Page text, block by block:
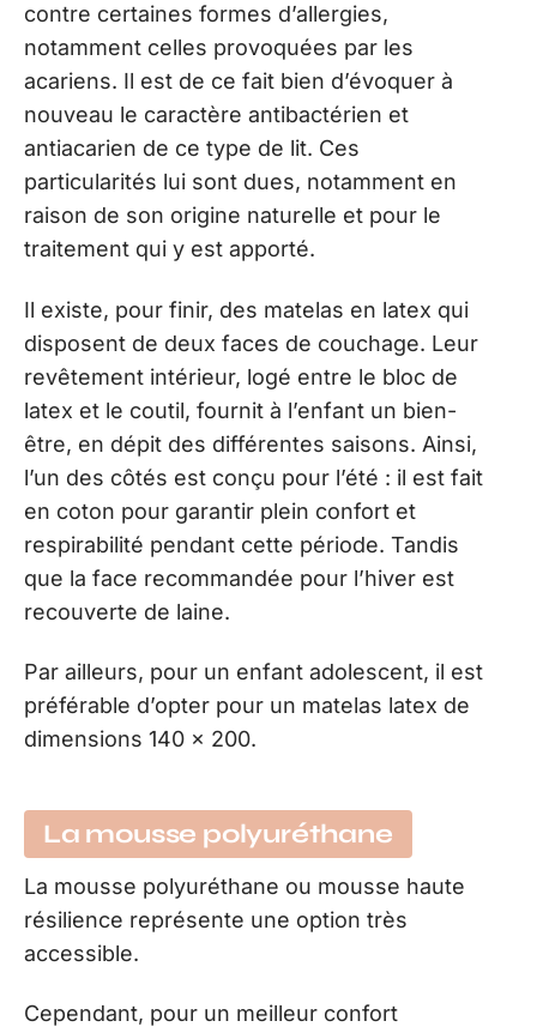
contre certaines formes d’allergies,
notamment celles provoquées par les
acariens. Il est de ce fait bien d’évoquer à
nouveau le caractère antibactérien et
antiacarien de ce type de lit. Ces
particularités lui sont dues, notamment en
raison de son origine naturelle et pour le
traitement qui y est apporté.
Il existe, pour finir, des matelas en latex qui
disposent de deux faces de couchage. Leur
revêtement intérieur, logé entre le bloc de
latex et le coutil, fournit à l’enfant un bien-
être, en dépit des différentes saisons. Ainsi,
l’un des côtés est conçu pour l’été : il est fait
en coton pour garantir plein confort et
respirabilité pendant cette période. Tandis
que la face recommandée pour l’hiver est
recouverte de laine.
Par ailleurs, pour un enfant adolescent, il est
préférable d’opter pour un matelas latex de
dimensions 140 x 200.
La mousse polyuréthane
La mousse polyuréthane ou mousse haute
résilience représente une option très
accessible.
Cependant, pour un meilleur confort